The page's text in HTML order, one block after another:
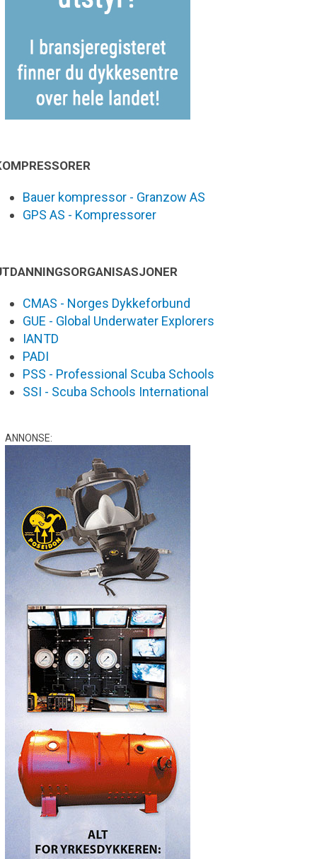
Bauer kompressor - Granzow AS
GPS AS - Kompressorer
CMAS - Norges Dykkeforbund
GUE - Global Underwater Explorers
IANTD
PADI
PSS - Professional Scuba Schools
SSI - Scuba Schools International
ANNONSE: